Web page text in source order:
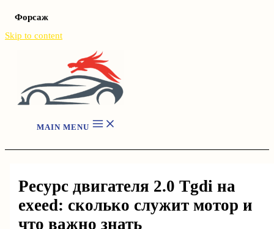
Форсаж
Skip to content
MAIN MENU
Ресурс двигателя 2.0 Tgdi на
exeed: сколько служит мотор и
что важно знать